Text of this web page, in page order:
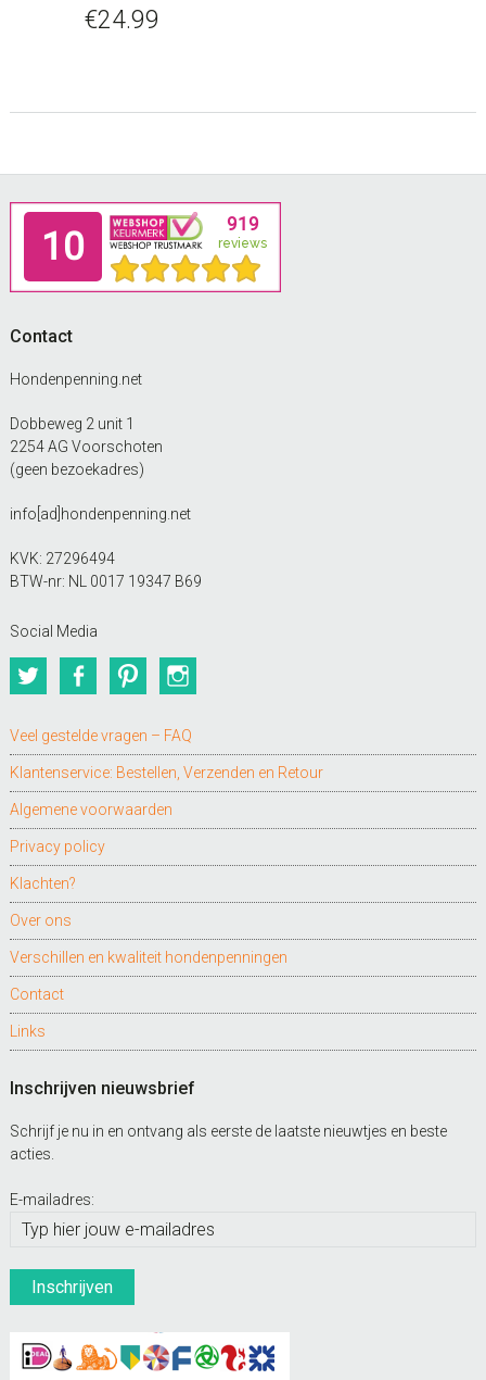
kan
worden
de
productpagina
€24.99
Footer
Contact
Hondenpenning.net
Dobbeweg 2 unit 1
2254 AG Voorschoten
(geen bezoekadres)
info[ad]hondenpenning.net
KVK: 27296494
BTW-nr: NL 0017 19347 B69
Social Media
TwitterFacebookPinterest
Veel gestelde vragen – FAQ
Klantenservice: Bestellen, Verzenden en Retour
Algemene voorwaarden
Privacy policy
Klachten?
Over ons
Verschillen en kwaliteit hondenpenningen
Contact
Links
Inschrijven nieuwsbrief
Schrijf je nu in en ontvang als eerste de laatste nieuwtjes en beste
acties.
E-mailadres: